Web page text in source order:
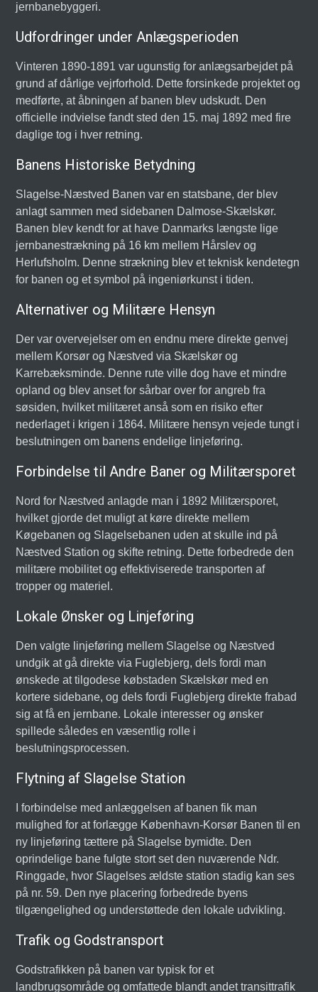
jernbanebyggeri.
Udfordringer under Anlægsperioden
Vinteren 1890-1891 var ugunstig for anlægsarbejdet på
grund af dårlige vejrforhold. Dette forsinkede projektet og
medførte, at åbningen af banen blev udskudt. Den
officielle indvielse fandt sted den 15. maj 1892 med fire
daglige tog i hver retning.
Banens Historiske Betydning
Slagelse-Næstved Banen var en statsbane, der blev
anlagt sammen med sidebanen Dalmose-Skælskør.
Banen blev kendt for at have Danmarks længste lige
jernbanestrækning på 16 km mellem Hårslev og
Herlufsholm. Denne strækning blev et teknisk kendetegn
for banen og et symbol på ingeniørkunst i tiden.
Alternativer og Militære Hensyn
Der var overvejelser om en endnu mere direkte genvej
mellem Korsør og Næstved via Skælskør og
Karrebæksminde. Denne rute ville dog have et mindre
opland og blev anset for sårbar over for angreb fra
søsiden, hvilket militæret anså som en risiko efter
nederlaget i krigen i 1864. Militære hensyn vejede tungt i
beslutningen om banens endelige linjeføring.
Forbindelse til Andre Baner og Militærsporet
Nord for Næstved anlagde man i 1892 Militærsporet,
hvilket gjorde det muligt at køre direkte mellem
Køgebanen og Slagelsebanen uden at skulle ind på
Næstved Station og skifte retning. Dette forbedrede den
militære mobilitet og effektiviserede transporten af
tropper og materiel.
Lokale Ønsker og Linjeføring
Den valgte linjeføring mellem Slagelse og Næstved
undgik at gå direkte via Fuglebjerg, dels fordi man
ønskede at tilgodese købstaden Skælskør med en
kortere sidebane, og dels fordi Fuglebjerg direkte frabad
sig at få en jernbane. Lokale interesser og ønsker
spillede således en væsentlig rolle i
beslutningsprocessen.
Flytning af Slagelse Station
I forbindelse med anlæggelsen af banen fik man
mulighed for at forlægge København-Korsør Banen til en
ny linjeføring tættere på Slagelse bymidte. Den
oprindelige bane fulgte stort set den nuværende Ndr.
Ringgade, hvor Slagelses ældste station stadig kan ses
på nr. 59. Den nye placering forbedrede byens
tilgængelighed og understøttede den lokale udvikling.
Trafik og Godstransport
Godstrafikken på banen var typisk for et
landbrugsområde og omfattede blandt andet transittrafik